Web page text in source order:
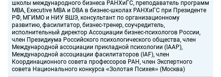
школы международного бизнеса РАНХиГС, преподаватель программ
MBA, Executive MBA и DBA в бизнес-школах РАНХиГС при Президенте
РФ, МГИМО и НИУ ВШЭ, консультант по организационному
развитию, фасилитатор, бизнес-тренер, соучредитель,
исполнительный директор Ассоциации бизнес-психологов России,
член Президиума Российского психологического общества, член
Международной ассоциации прикладной психологии (IAAP),
Международной ассоциации фасилитаторов (IAF), член
Координационного совета профессоров РАН, член Экспертного
совета Национального конкурса «Золотая Психея» (Москва)